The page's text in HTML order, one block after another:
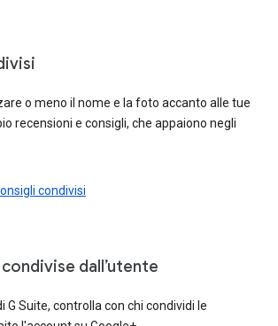
o meno il nome e la foto accanto alle tue
recensioni e consigli, che appaiono negli
condivisi
dall’utente
G Suite, controlla con chi condividi le